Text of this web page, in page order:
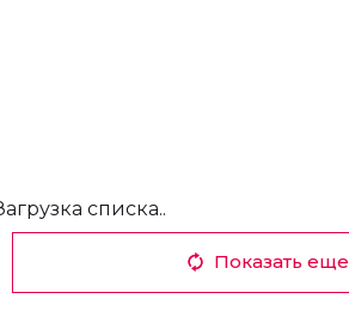
списка..
Показать еще